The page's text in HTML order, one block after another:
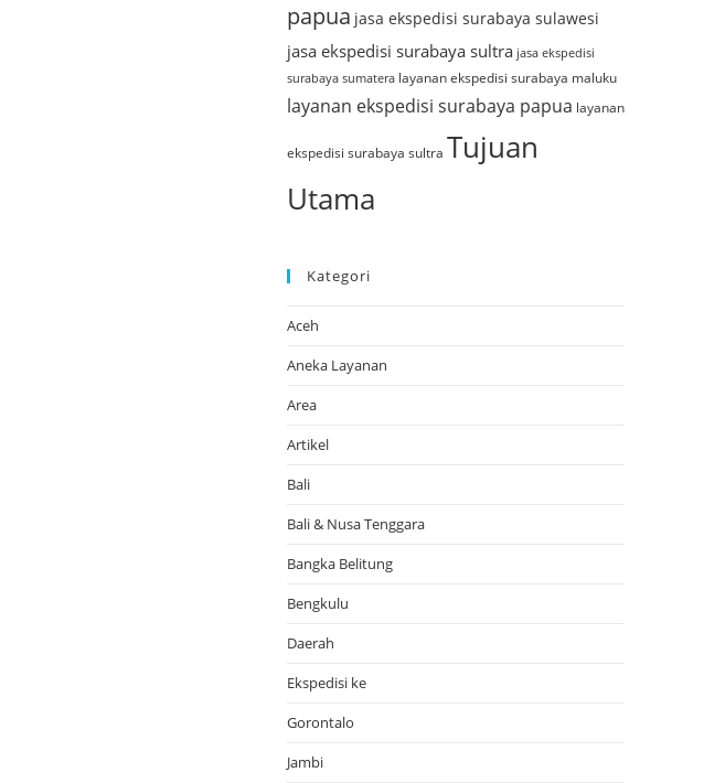
papua jasa ekspedisi surabaya sulawesi
jasa ekspedisi surabaya sultra jasa ekspedisi
surabaya sumatera layanan ekspedisi surabaya maluku
layanan ekspedisi surabaya papua layanan
ekspedisi surabaya sultra Tujuan
Utama
Kategori
Aceh
Aneka Layanan
Area
Artikel
Bali
Bali & Nusa Tenggara
Bangka Belitung
Bengkulu
Daerah
Ekspedisi ke
Gorontalo
Jambi